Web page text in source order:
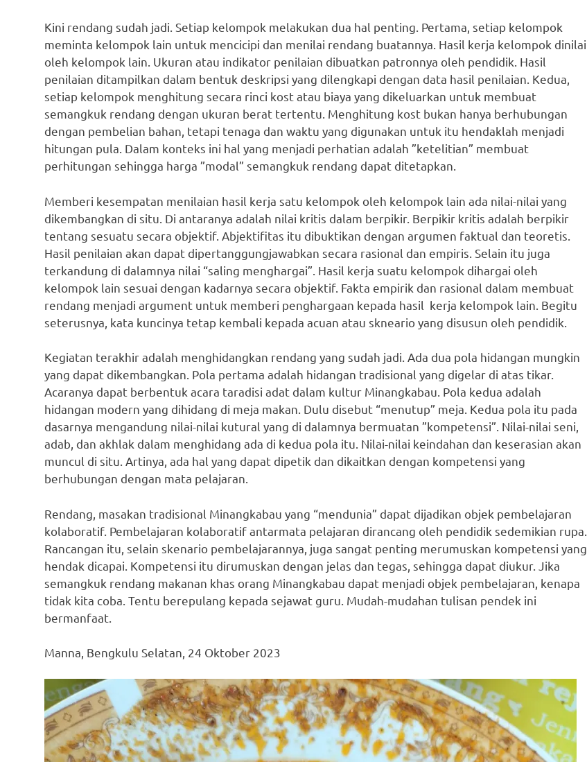
Kini rendang sudah jadi. Setiap kelompok melakukan dua hal penting. Pertama, setiap kelompok
meminta kelompok lain untuk mencicipi dan menilai rendang buatannya. Hasil kerja kelompok dinilai
oleh kelompok lain. Ukuran atau indikator penilaian dibuatkan patronnya oleh pendidik. Hasil
penilaian ditampilkan dalam bentuk deskripsi yang dilengkapi dengan data hasil penilaian. Kedua,
setiap kelompok menghitung secara rinci kost atau biaya yang dikeluarkan untuk membuat
semangkuk rendang dengan ukuran berat tertentu. Menghitung kost bukan hanya berhubungan
dengan pembelian bahan, tetapi tenaga dan waktu yang digunakan untuk itu hendaklah menjadi
hitungan pula. Dalam konteks ini hal yang menjadi perhatian adalah ”ketelitian” membuat
perhitungan sehingga harga ”modal” semangkuk rendang dapat ditetapkan.
Memberi kesempatan menilaian hasil kerja satu kelompok oleh kelompok lain ada nilai-nilai yang
dikembangkan di situ. Di antaranya adalah nilai kritis dalam berpikir. Berpikir kritis adalah berpikir
tentang sesuatu secara objektif. Abjektifitas itu dibuktikan dengan argumen faktual dan teoretis.
Hasil penilaian akan dapat dipertanggungjawabkan secara rasional dan empiris. Selain itu juga
terkandung di dalamnya nilai “saling menghargai”. Hasil kerja suatu kelompok dihargai oleh
kelompok lain sesuai dengan kadarnya secara objektif. Fakta empirik dan rasional dalam membuat
rendang menjadi argument untuk memberi penghargaan kepada hasil kerja kelompok lain. Begitu
seterusnya, kata kuncinya tetap kembali kepada acuan atau skneario yang disusun oleh pendidik.
Kegiatan terakhir adalah menghidangkan rendang yang sudah jadi. Ada dua pola hidangan mungkin
yang dapat dikembangkan. Pola pertama adalah hidangan tradisional yang digelar di atas tikar.
Acaranya dapat berbentuk acara taradisi adat dalam kultur Minangkabau. Pola kedua adalah
hidangan modern yang dihidang di meja makan. Dulu disebut “menutup” meja. Kedua pola itu pada
dasarnya mengandung nilai-nilai kutural yang di dalamnya bermuatan ”kompetensi”. Nilai-nilai seni,
adab, dan akhlak dalam menghidang ada di kedua pola itu. Nilai-nilai keindahan dan keserasian akan
muncul di situ. Artinya, ada hal yang dapat dipetik dan dikaitkan dengan kompetensi yang
berhubungan dengan mata pelajaran.
Rendang, masakan tradisional Minangkabau yang “mendunia” dapat dijadikan objek pembelajaran
kolaboratif. Pembelajaran kolaboratif antarmata pelajaran dirancang oleh pendidik sedemikian rupa.
Rancangan itu, selain skenario pembelajarannya, juga sangat penting merumuskan kompetensi yang
hendak dicapai. Kompetensi itu dirumuskan dengan jelas dan tegas, sehingga dapat diukur. Jika
semangkuk rendang makanan khas orang Minangkabau dapat menjadi objek pembelajaran, kenapa
tidak kita coba. Tentu berepulang kepada sejawat guru. Mudah-mudahan tulisan pendek ini
bermanfaat.
Manna, Bengkulu Selatan, 24 Oktober 2023